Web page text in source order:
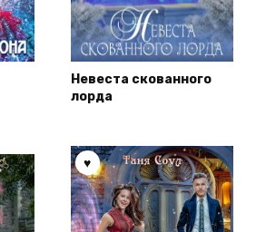
Невеста скованного
лорда